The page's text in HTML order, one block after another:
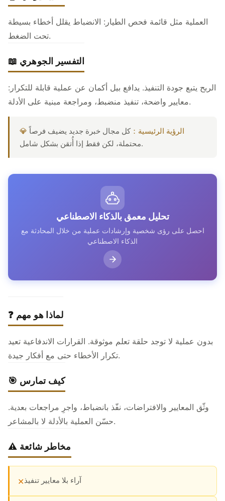
العملية مثل قائمة فحص الطيار: الانضباط يقلل أخطاء بسيطة
تحت الضغط.
📖 التفسير الجوهري
الربح يتبع جودة التنفيذ. يدافع بيل أكمان عن عملية قابلة للتكرار:
معايير واضحة، تنفيذ منضبط، ومراجعة مبنية على الأدلة.
💎 الرؤية الرئيسية： كل مجال خبرة جديد يضيف فرصاً
محتملة، لكن فقط إذا أُتقن بشكل شامل.
تحليل معمق بالذكاء الاصطناعي
احصل على رؤى شخصية وإرشادات عملية من خلال المحادثة مع
الذكاء الاصطناعي
❓ لماذا هو مهم
بدون عملية لا توجد حلقة تعلم موثوقة. القرارات الاندفاعية تعيد
تكرار الأخطاء حتى مع أفكار جيدة.
🎯 كيف تمارس
وثّق المعايير والافتراضات، نفّذ بانضباط، واجرِ مراجعات بعدية.
حسّن العملية بالأدلة لا بالمشاعر.
⚠️ مخاطر شائعة
✕آراء بلا معايير تنفيذ